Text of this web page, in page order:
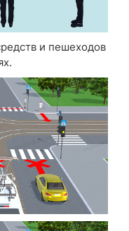
и пешеходов